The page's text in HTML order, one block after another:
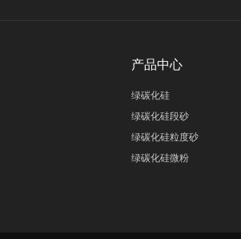
产品中心
绿碳化硅
绿碳化硅段砂
绿碳化硅粒度砂
绿碳化硅微粉